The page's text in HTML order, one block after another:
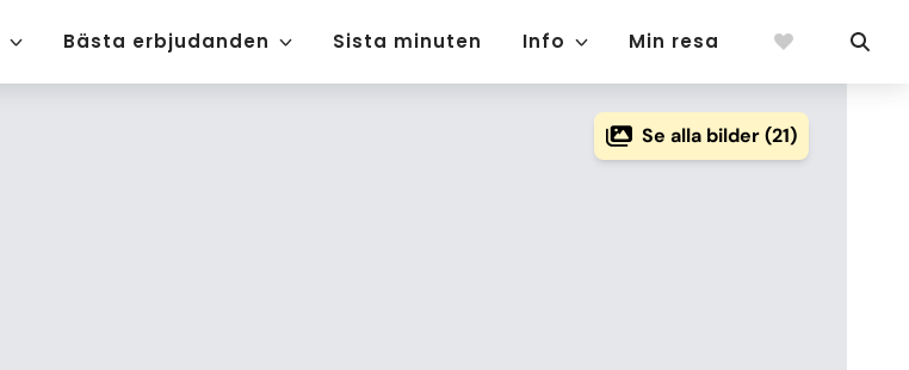
Bästa erbjudanden Sista minuten Info Min resa
Se alla bilder (21)